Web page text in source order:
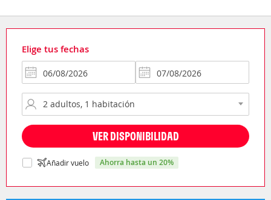
Elige tus fechas
VER DISPONIBILIDAD
Añadir vuelo ahorra hasta un 20%